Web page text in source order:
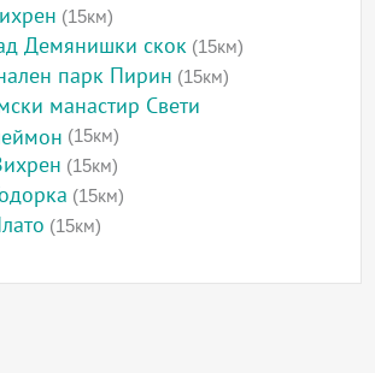
(15км)
Демянишки скок (15км)
парк Пирин (15км)
манастир Свети
(15км)
(15км)
(15км)
(15км)